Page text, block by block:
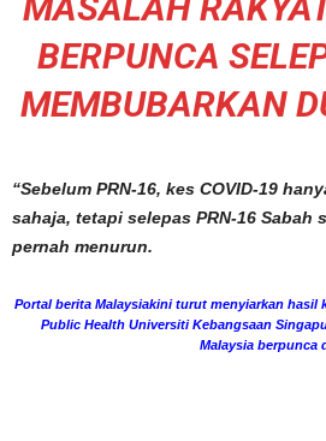
BERPUNCA
MEMBUBARKAN
“Sebelum PRN-16, kes COVID-19
sahaja, tetapi selepas PRN-16
pernah menurun.
Portal berita Malaysiakini turut menyiarkan hasil
Public Health Universiti Kebangsaan
Malaysia berpunca